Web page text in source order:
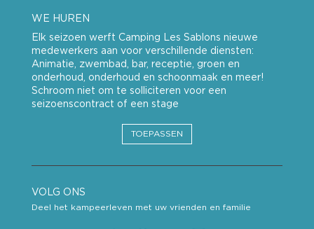
WE HUREN
Elk seizoen werft Camping Les Sablons nieuwe
medewerkers aan voor verschillende diensten:
Animatie, zwembad, bar, receptie, groen en
onderhoud, onderhoud en schoonmaak en meer!
Schroom niet om te solliciteren voor een
seizoenscontract of een stage
TOEPASSEN
VOLG ONS
Deel het kampeerleven met uw vrienden en familie